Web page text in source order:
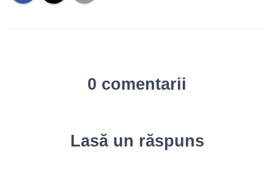
0 comentarii
Lasă un răspuns